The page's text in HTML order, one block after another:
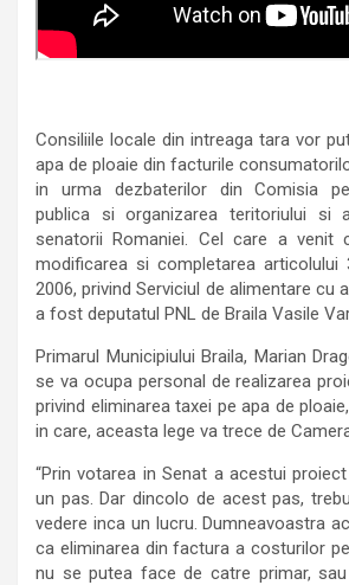
Consiliile locale din intreaga tara vor
apa de ploaie din facturile
in urma dezbaterilor din Comisia
publica si organizarea teritoriului si
senatorii Romaniei. Cel care a venit
modificarea si completarea articolului
2006, privind Serviciul de alimentare cu
a fost deputatul PNL de Braila Vasile
Primarul Municipiului Braila, Marian
se va ocupa personal de realizarea
privind eliminarea taxei pe apa de
in care, aceasta lege va trece de
“Prin votarea in Senat a acestui
un pas. Dar dincolo de acest pas,
vedere inca un lucru. Dumneavoastra
ca eliminarea din factura a costurilor
nu se putea face de catre primar,